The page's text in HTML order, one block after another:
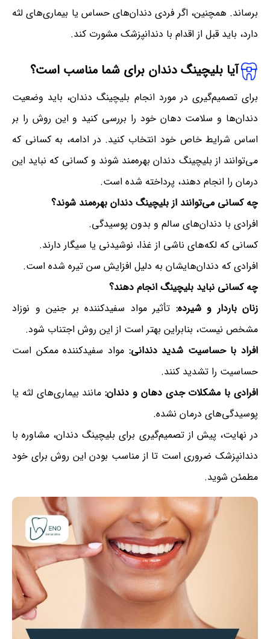
برساند. همچنین، اگر فردی دندان‌های حساس یا بیماری‌های لثه
دارد، باید قبل از اقدام با دندانپزشک مشورت کند.
آیا بلیچینگ دندان برای شما مناسب است؟
برای تصمیم‌گیری در مورد انجام بلیچینگ دندان، باید وضعیت
دندان‌ها و سلامت دهان خود را بررسی کنید و این روش را بر
اساس شرایط خاص خود انتخاب کنید. در ادامه، به کسانی که
می‌توانند از بلیچینگ دندان بهره‌مند شوند و کسانی که نباید این
درمان را انجام دهند، پرداخته شده است.
چه کسانی می‌توانند از بلیچینگ دندان بهره‌مند شوند؟
افرادی با دندان‌های سالم و بدون پوسیدگی.
کسانی که لکه‌های ناشی از غذا، نوشیدنی یا سیگار دارند.
افرادی که دندان‌هایشان به دلیل افزایش سن تیره شده است.
چه کسانی نباید بلیچینگ انجام دهند؟
زنان باردار و شیرده: تأثیر مواد سفیدکننده بر جنین و نوزاد
مشخص نیست، بنابراین بهتر است از این روش اجتناب شود.
افراد با حساسیت شدید دندانی: مواد سفیدکننده ممکن است
حساسیت را تشدید کنند.
افرادی با مشکلات جدی دهان و دندان:مانند بیماری‌های لثه یا
پوسیدگی‌های درمان نشده.
در نهایت، پیش از تصمیم‌گیری برای بلیچینگ دندان، مشاوره با
دندانپزشک ضروری است تا از مناسب بودن این روش برای خود
مطمئن شوید.